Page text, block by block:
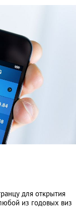
для открытия
из годовых виз